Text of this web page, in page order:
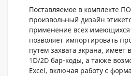
Поставляемое в комплекте
произвольный дизайн
применение всех имеющихся
позволяет импортировать
путем захвата экрана,
1D/2D бар-коды, а также
Excel, включая работу с